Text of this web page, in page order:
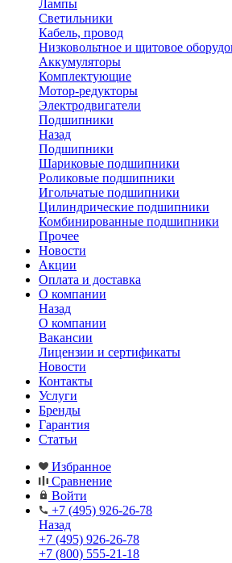
Лампы
Светильники
Кабель, провод
Низковольтное и щитовое
Аккумуляторы
Комплектующие
Мотор-редукторы
Электродвигатели
Подшипники
Назад
Подшипники
Шариковые подшипники
Роликовые подшипники
Игольчатые подшипники
Цилиндрические подшипники
Комбинированные подшипники
Прочее
Новости
Акции
Оплата и доставка
О компании
Назад
О компании
Вакансии
Лицензии и сертификаты
Новости
Контакты
Услуги
Бренды
Гарантия
Статьи
Избранное
Сравнение
Войти
+7 (495) 926-26-78
Назад
+7 (495) 926-26-78
+7 (800) 555-21-18